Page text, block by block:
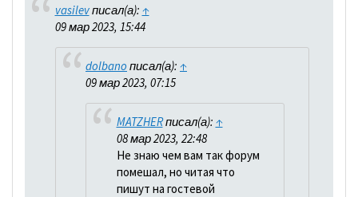
vasilevписал(а): ↑
09 мар 2023, 15:44
dolbano писал(а): ↑
09 мар 2023, 07:15
MATZHERписал(а): ↑
08 мар 2023, 22:48
Не знаю чем вам так форум
помешал, но читая что
пишут на гостевой